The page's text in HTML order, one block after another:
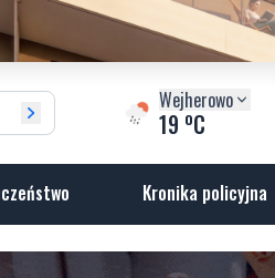
Wejherowo
19 oC
Kronika policyjna